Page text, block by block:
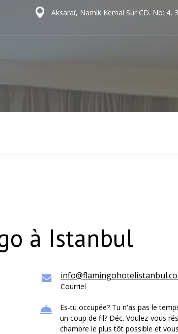
Aksaraï, Namik Kemal Sur CD. No: 4,
à Istanbul
Courriel
Es-tu occupée? Tu n'as pas le
un coup de fil? Déc. Voulez-vous
chambre le plus tôt possible et